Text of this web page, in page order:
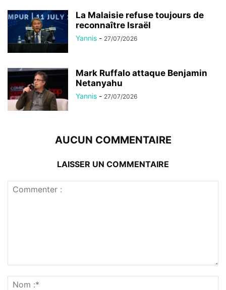
La Malaisie refuse toujours de
reconnaître Israël
Yannis - 27/07/2026
Mark Ruffalo attaque Benjamin
Netanyahu
Yannis - 27/07/2026
AUCUN COMMENTAIRE
LAISSER UN COMMENTAIRE